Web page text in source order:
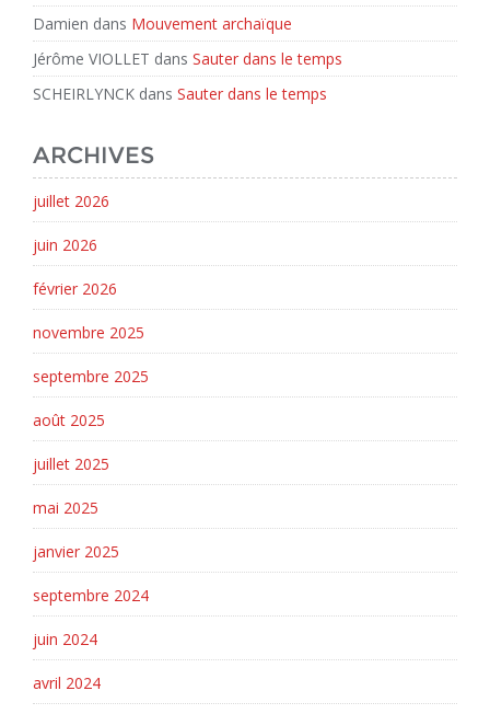
Damien dans Mouvement archaïque
Jérôme VIOLLET dans Sauter dans le temps
SCHEIRLYNCK dans Sauter dans le temps
ARCHIVES
juillet 2026
juin 2026
février 2026
novembre 2025
septembre 2025
août 2025
juillet 2025
mai 2025
janvier 2025
septembre 2024
juin 2024
avril 2024